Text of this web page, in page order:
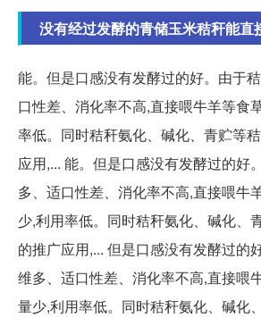
没有经过发酵的青储玉米秸秆能直
能。但是口感没有发酵过的好。由于
口性差、消化率不高,直接喂牛羊等食
率低。同时秸秆氨化、碱化、青贮等
应用,... 能。但是口感没有发酵过的好
多、适口性差、消化率不高,直接喂牛
少,利用率低。同时秸秆氨化、碱化、
的推广应用,... 但是口感没有发酵过的
维多、适口性差、消化率不高,直接喂
量少,利用率低。同时秸秆氨化、碱化